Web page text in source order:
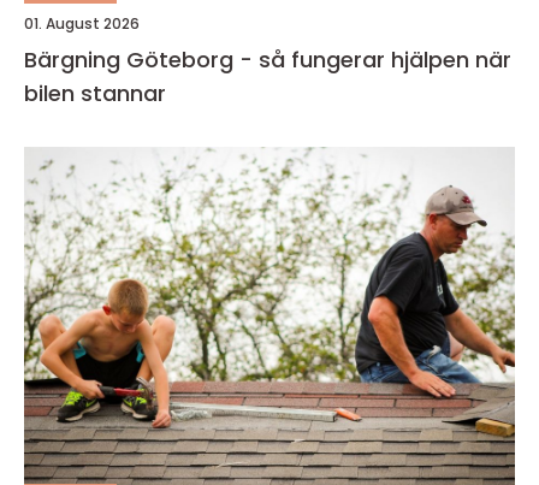
01. August 2026
Bärgning Göteborg - så fungerar hjälpen när
bilen stannar